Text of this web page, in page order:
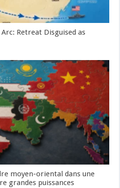
Retreat Disguised as
moyen-oriental dans une
grandes puissances